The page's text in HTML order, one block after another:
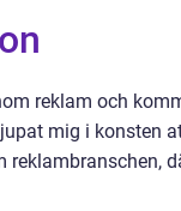
reklam och
mig i konsten